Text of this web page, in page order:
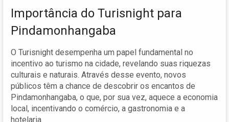
Importância do Turisnight para
Pindamonhangaba
O Turisnight desempenha um papel fundamental no
incentivo ao turismo na cidade, revelando suas riquezas
culturais e naturais. Através desse evento, novos
públicos têm a chance de descobrir os encantos de
Pindamonhangaba, o que, por sua vez, aquece a economia
local, incentivando o comércio, a gastronomia e a
hotelaria.